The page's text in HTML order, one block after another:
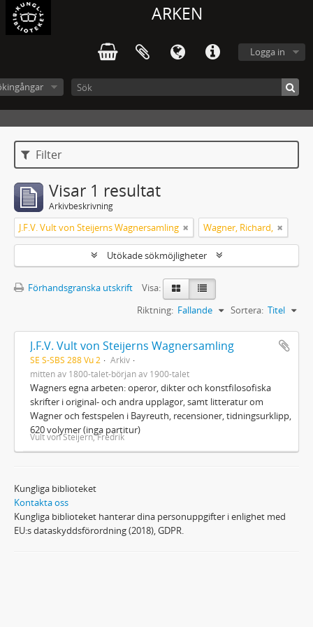
ARKEN
Logga in
Filter
Visar 1 resultat
Arkivbeskrivning
J.F.V. Vult von Steijerns Wagnersamling Wagner, Richard,
Utökade sökmöjligheter
Förhandsgranska utskrift
Visa:
Sortera: Titel
Riktning: Fallande
J.F.V. Vult von Steijerns Wagnersamling
SE S-SBS 288 Vu 2
Arkiv
mitten av 1800-talet-början av 1900-talet
Wagners egna arbeten: operor, dikter och konstfilosofiska
skrifter i original- och andra upplagor, samt litteratur om
Wagner och festspelen i Bayreuth, recensioner, tidningsurklipp,
620 volymer (inga partitur)
Vult von Steijern, Fredrik
Kungliga biblioteket
Kontakta oss
Kungliga biblioteket hanterar dina personuppgifter i enlighet med
EU:s dataskyddsförordning (2018), GDPR.